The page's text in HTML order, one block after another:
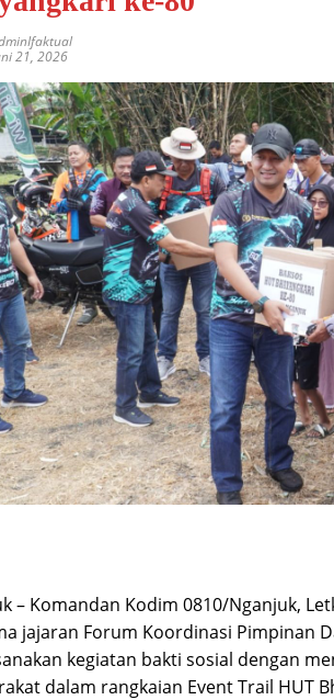
21, 2026
– Komandan Kodim 0810/Nganjuk,
jajaran Forum Koordinasi Pimpinan
kegiatan bakti sosial dengan
dalam rangkaian Event Trail HUT